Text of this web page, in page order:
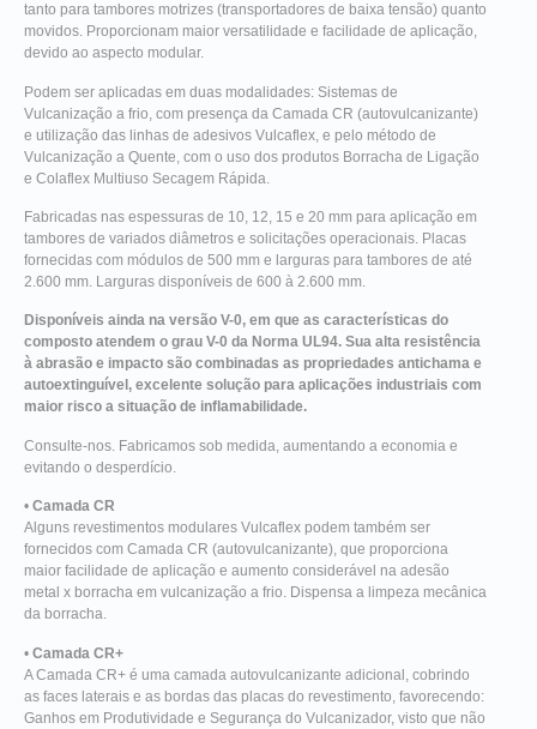
tanto para tambores motrizes (transportadores de baixa tensão) quanto
movidos. Proporcionam maior versatilidade e facilidade de aplicação,
devido ao aspecto modular.
Podem ser aplicadas em duas modalidades: Sistemas de
Vulcanização a frio, com presença da Camada CR (autovulcanizante)
e utilização das linhas de adesivos Vulcaflex, e pelo método de
Vulcanização a Quente, com o uso dos produtos Borracha de Ligação
e Colaflex Multiuso Secagem Rápida.
Fabricadas nas espessuras de 10, 12, 15 e 20 mm para aplicação em
tambores de variados diâmetros e solicitações operacionais. Placas
fornecidas com módulos de 500 mm e larguras para tambores de até
2.600 mm. Larguras disponíveis de 600 à 2.600 mm.
Disponíveis ainda na versão V-0, em que as características do
composto atendem o grau V-0 da Norma UL94. Sua alta resistência
à abrasão e impacto são combinadas as propriedades antichama e
autoextinguível, excelente solução para aplicações industriais com
maior risco a situação de inflamabilidade.
Consulte-nos. Fabricamos sob medida, aumentando a economia e
evitando o desperdício.
• Camada CR
Alguns revestimentos modulares Vulcaflex podem também ser
fornecidos com Camada CR (autovulcanizante), que proporciona
maior facilidade de aplicação e aumento considerável na adesão
metal x borracha em vulcanização a frio. Dispensa a limpeza mecânica
da borracha.
• Camada CR+
A Camada CR+ é uma camada autovulcanizante adicional, cobrindo
as faces laterais e as bordas das placas do revestimento, favorecendo:
Ganhos em Produtividade e Segurança do Vulcanizador, visto que não